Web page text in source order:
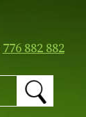
776 882 882